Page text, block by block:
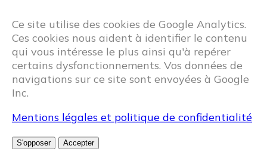
Ce site utilise des cookies de Google Analytics.
Ces cookies nous aident à identifier le contenu
qui vous intéresse le plus ainsi qu'à repérer
certains dysfonctionnements. Vos données de
navigations sur ce site sont envoyées à Google
Inc.
Mentions légales et politique de confidentialité
S'opposer Accepter